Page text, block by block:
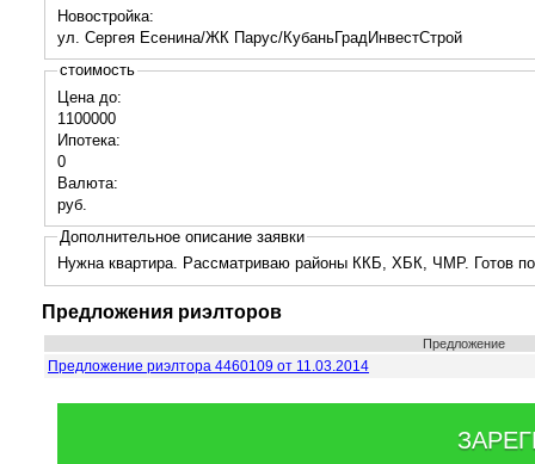
Новостройка:
ул. Сергея Есенина/ЖК Парус/КубаньГрадИнвестСтрой
стоимость
Цена до:
1100000
Ипотека:
0
Валюта:
руб.
Дополнительное описание заявки
Нужна квартира. Рассматриваю районы ККБ, ХБК, ЧМР. Готов
Предложения риэлторов
Предложение
Предложение риэлтора 4460109 от 11.03.2014